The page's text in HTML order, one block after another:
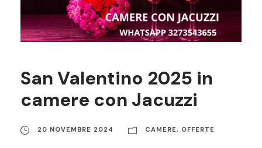
San Valentino 2025 in
camere con Jacuzzi
20 NOVEMBRE 2024 CAMERE, OFFERTE